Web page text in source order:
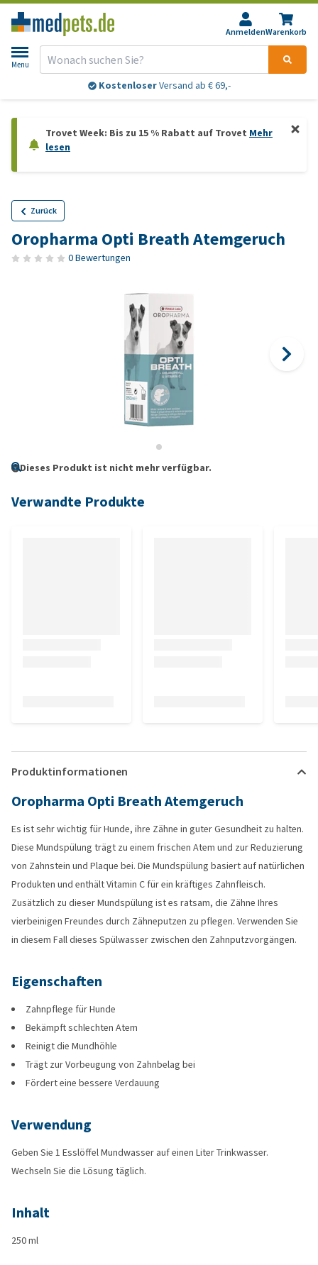
AnmeldenWarenkorb
Menu
KostenloserVersand ab € 69,-
Trovet Week: Bis zu 15 % Rabatt auf Trovet Mehr
lesen
Zurück
Oropharma Opti Breath Atemgeruch
0 Bewertungen
Dieses Produkt ist nicht mehr verfügbar.
Verwandte Produkte
Produktinformationen
Oropharma Opti Breath Atemgeruch
Es ist sehr wichtig für Hunde, ihre Zähne in guter Gesundheit zu halten.
Diese Mundspülung trägt zu einem frischen Atem und zur Reduzierung
von Zahnstein und Plaque bei. Die Mundspülung basiert auf natürlichen
Produkten und enthält Vitamin C für ein kräftiges Zahnfleisch.
Zusätzlich zu dieser Mundspülung ist es ratsam, die Zähne Ihres
vierbeinigen Freundes durch Zähneputzen zu pflegen. Verwenden Sie
in diesem Fall dieses Spülwasser zwischen den Zahnputzvorgängen.
Eigenschaften
Zahnpflege für Hunde
Bekämpft schlechten Atem
Reinigt die Mundhöhle
Trägt zur Vorbeugung von Zahnbelag bei
Fördert eine bessere Verdauung
Verwendung
Geben Sie 1 Esslöffel Mundwasser auf einen Liter Trinkwasser.
Wechseln Sie die Lösung täglich.
Inhalt
250 ml